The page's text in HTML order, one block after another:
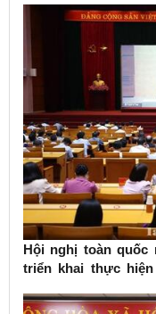
Hội nghị toàn quốc
triển khai thực hiện